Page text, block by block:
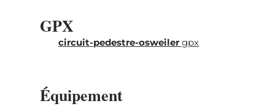
GPX
circuit-pedestre-osweilergpx
Équipement